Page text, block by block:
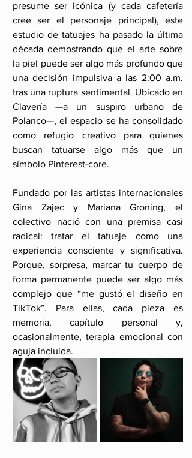
presume ser icónica (y cada cafetería
cree ser el personaje principal), este
estudio de tatuajes ha pasado la última
década demostrando que el arte sobre
la piel puede ser algo más profundo que
una decisión impulsiva a las 2:00 a.m.
tras una ruptura sentimental. Ubicado en
Clavería —a un suspiro urbano de
Polanco—, el espacio se ha consolidado
como refugio creativo para quienes
buscan tatuarse algo más que un
símbolo Pinterest-core.
Fundado por las artistas internacionales
Gina Zajec y Mariana Groning, el
colectivo nació con una premisa casi
radical: tratar el tatuaje como una
experiencia consciente y significativa.
Porque, sorpresa, marcar tu cuerpo de
forma permanente puede ser algo más
complejo que “me gustó el diseño en
TikTok”. Para ellas, cada pieza es
memoria, capítulo personal y,
ocasionalmente, terapia emocional con
aguja incluida.